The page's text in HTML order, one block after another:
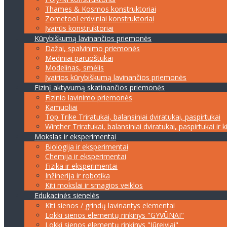
Thames & Kosmos konstruktoriai
Zometool erdviniai konstruktoriai
Įvairūs konstruktoriai
Kūrybiškumą lavinančios priemonės
Dažai, spalvinimo priemonės
Mediniai paruoštukai
Modelinas, smėlis
Įvairios kūrybiškumą lavinančios priemonės
Fizinį aktyvumą skatinančios priemonės
Fizinio lavinimo priemonės
Kamuoliai
Top Trike Triratukai, balansiniai dviratukai, paspirtukai
Winther Triratukai, balansiniai dviratukai, paspirtukai ir
Mokslas ir eksperimentai
Biologija ir eksperimentai
Chemija ir eksperimentai
Fizika ir eksperimentai
Inžinerija ir robotika
Kiti mokslai ir smagios veiklos
Edukacinės sienelės
Kiti sienos / grindų lavinantys elementai
Lokki sienos elementų rinkinys "GYVŪNAI"
Lokki sienos elementų rinkinys "Jūreiviai"